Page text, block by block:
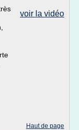
voir la vidéo
Haut de page